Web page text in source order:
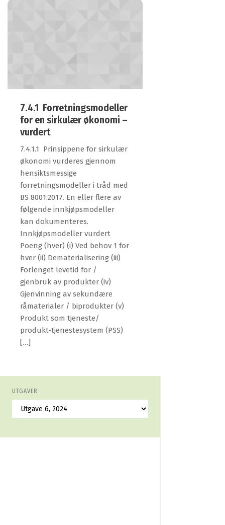
7.4.1 Forretningsmodeller
for en sirkulær økonomi –
vurdert
7.4.1.1 Prinsippene for sirkulær
økonomi vurderes gjennom
hensiktsmessige
forretningsmodeller i tråd med
BS 8001:2017. En eller flere av
følgende innkjøpsmodeller
kan dokumenteres.
Innkjøpsmodeller vurdert
Poeng (hver) (i) Ved behov 1 for
hver (ii) Dematerialisering (iii)
Forlenget levetid for /
gjenbruk av produkter (iv)
Gjenvinning av sekundære
råmaterialer / biprodukter (v)
Produkt som tjeneste/
produkt-tjenestesystem (PSS)
[…]
UTGAVER